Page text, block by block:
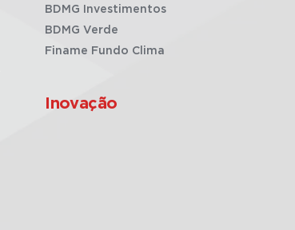
BDMG Investimentos
BDMG Verde
Finame Fundo Clima
Inovação